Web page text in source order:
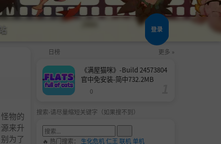
登录
物的
来升
为了
日榜 更多 »
《满屋猫咪》-Build 24573804
官中免安装-简中732.2MB
0
搜索-请尽量缩短关键字（如果搜不到）
🔥 热门搜索： 生化危机仁王 联机单机